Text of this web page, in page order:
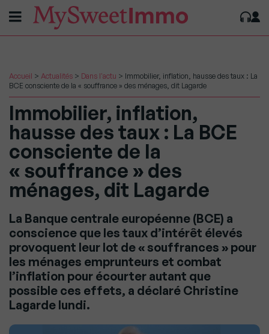
Accueil > Actualités > Dans l'actu > Immobilier, inflation, hausse des taux : La
BCE consciente de la « souffrance » des ménages, dit Lagarde
Immobilier, inflation,
hausse des taux : La BCE
consciente de la
« souffrance » des
ménages, dit Lagarde
La Banque centrale européenne (BCE) a
conscience que les taux d’intérêt élevés
provoquent leur lot de « souffrances » pour
les ménages emprunteurs et combat
l’inflation pour écourter autant que
possible ces effets, a déclaré Christine
Lagarde lundi.